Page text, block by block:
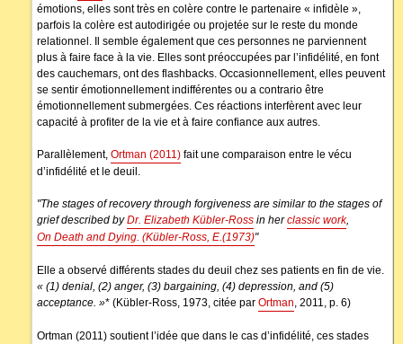
émotions, elles sont très en colère contre le partenaire « infidèle »,
parfois la colère est autodirigée ou projetée sur le reste du monde
relationnel. Il semble également que ces personnes ne parviennent
plus à faire face à la vie. Elles sont préoccupées par l’infidélité, en font
des cauchemars, ont des flashbacks. Occasionnellement, elles peuvent
se sentir émotionnellement indifférentes ou a contrario être
émotionnellement submergées. Ces réactions interfèrent avec leur
capacité à profiter de la vie et à faire confiance aux autres.
Parallèlement, Ortman (2011) fait une comparaison entre le vécu
d’infidélité et le deuil.
"The stages of recovery through forgiveness are similar to the stages of
grief described byDr. Elizabeth Kübler-Ross in herclassic work,
On Death and Dying. (Kübler-Ross, E.(1973)"
Elle a observé différents stades du deuil chez ses patients en fin de vie.
« (1) denial, (2) anger, (3) bargaining, (4) depression, and (5)
acceptance. »* (Kübler-Ross, 1973, citée par Ortman, 2011, p. 6)
Ortman (2011) soutient l’idée que dans le cas d’infidélité, ces stades